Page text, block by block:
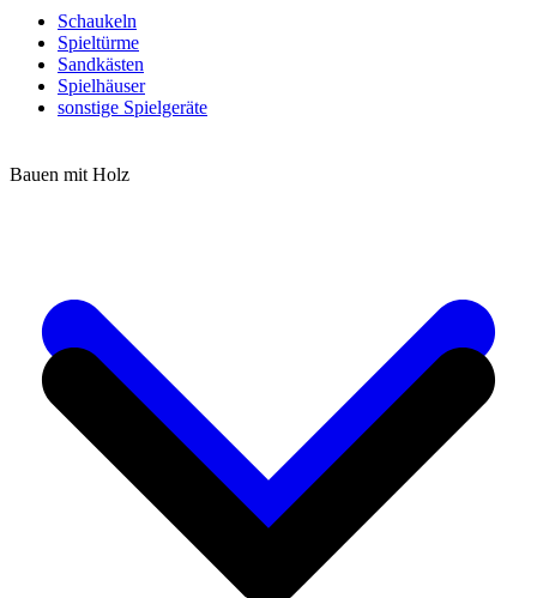
Schaukeln
Spieltürme
Sandkästen
Spielhäuser
sonstige Spielgeräte
Bauen mit Holz